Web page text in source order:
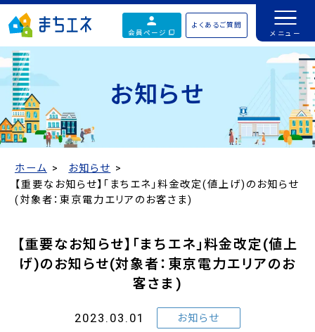
会員ページ
よくあるご質問
お知らせ
ホーム
お知らせ
【重要なお知らせ】「まちエネ」料金改定(値上げ)のお知らせ
(対象者：東京電力エリアのお客さま)
【重要なお知らせ】「まちエネ」料金改定(値上
げ)のお知らせ(対象者：東京電力エリアのお
客さま)
2023.03.01 お知らせ